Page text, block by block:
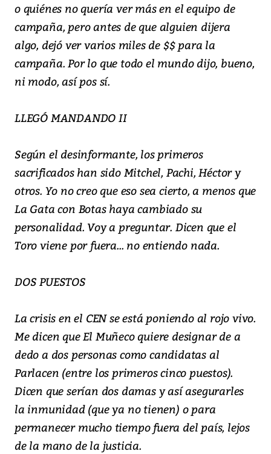
o quiénes no quería ver más en el equipo de
campaña, pero antes de que alguien dijera
algo, dejó ver varios miles de $$ para la
campaña. Por lo que todo el mundo dijo, bueno,
ni modo, así pos sí.
LLEGÓ MANDANDO II
Según el desinformante, los primeros
sacrificados han sido Mitchel, Pachi, Héctor y
otros. Yo no creo que eso sea cierto, a menos que
La Gata con Botas haya cambiado su
personalidad. Voy a preguntar. Dicen que el
Toro viene por fuera... no entiendo nada.
DOS PUESTOS
La crisis en el CEN se está poniendo al rojo vivo.
Me dicen que El Muñeco quiere designar de a
dedo a dos personas como candidatas al
Parlacen (entre los primeros cinco puestos).
Dicen que serían dos damas y así asegurarles
la inmunidad (que ya no tienen) o para
permanecer mucho tiempo fuera del país, lejos
de la mano de la justicia.